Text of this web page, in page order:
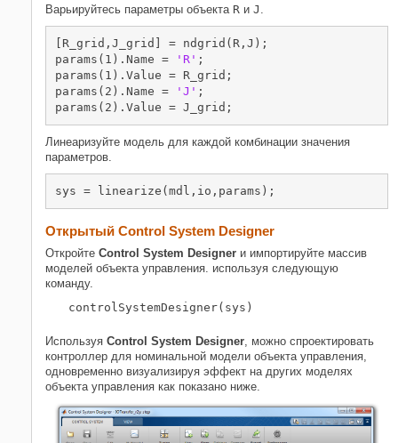
Варьируйтесь параметры объекта R и J .
[R_grid,J_grid] = ndgrid(R,J);
params(1).Name =
'R' ;
params(1).Value = R_grid;
params(2).Name =
'J' ;
Линеаризуйте модель для каждой комбинации значения
параметров.
Открытый Control System Designer
Откройте Control System Designer и импортируйте массив
моделей объекта управления. используя следующую
команду.
Используя Control System Designer, можно спроектировать
контроллер для номинальной модели объекта управления,
одновременно визуализируя эффект на других моделях
объекта управления как показано ниже.